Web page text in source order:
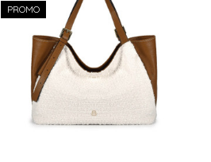
PROMO